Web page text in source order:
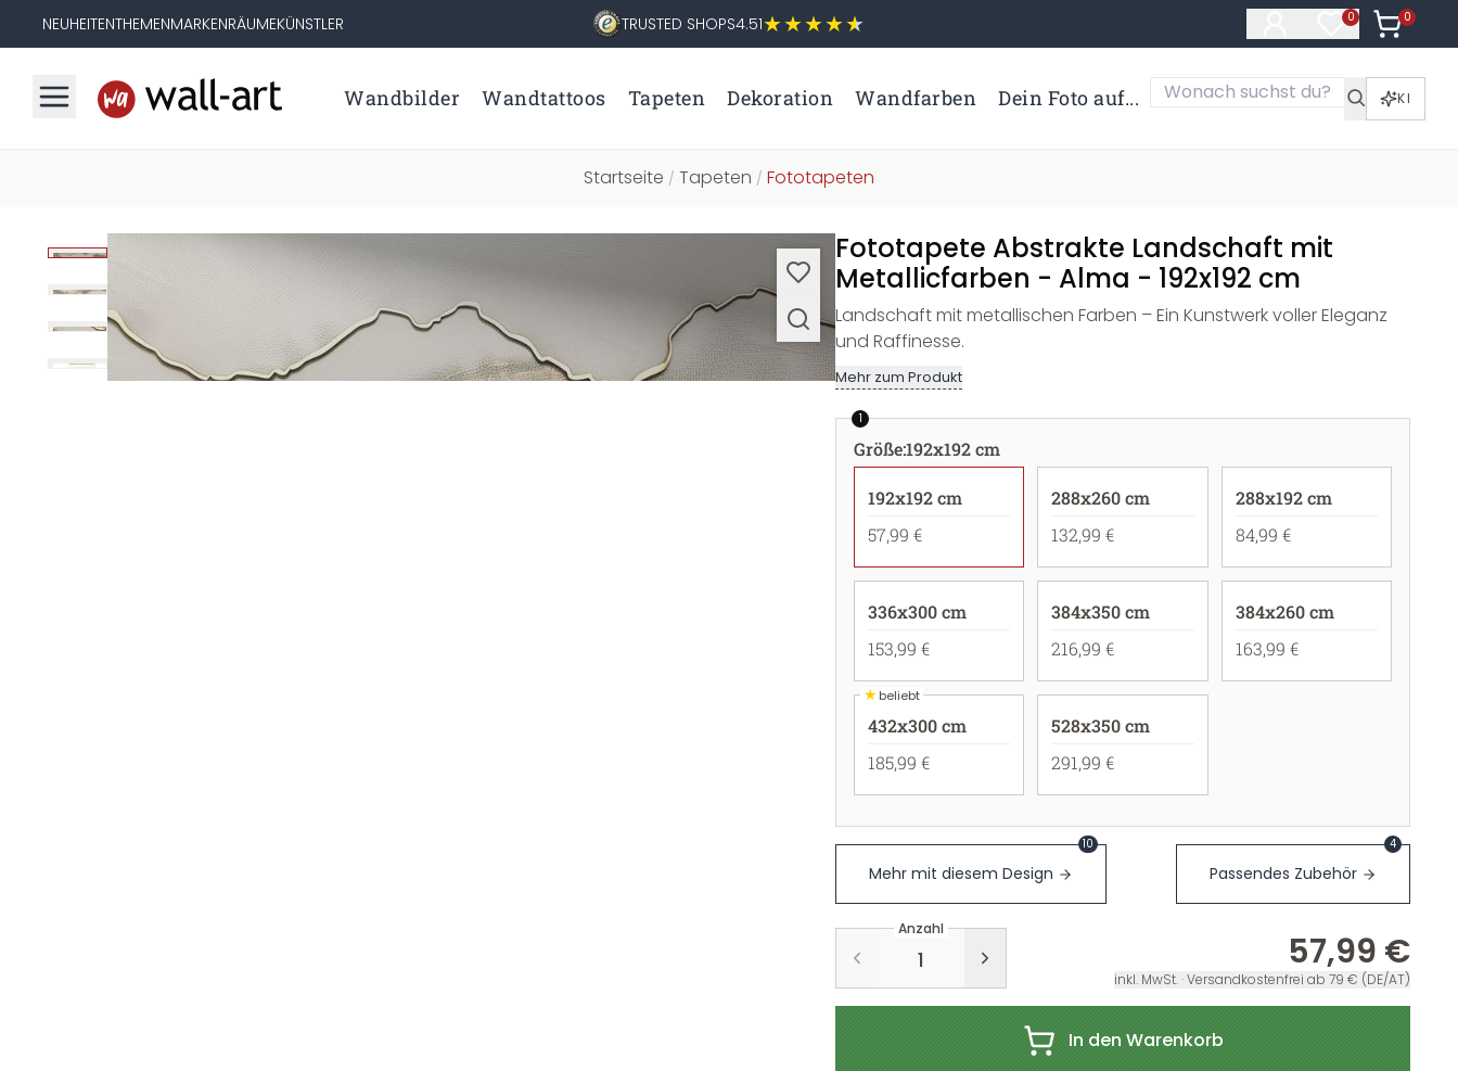
NEUHEITENTHEMENMARKENRÄUMEKÜNSTLER TRUSTED SHOPS4.51 0
Artikel im
0
Artikel
Wandbilder Wandtattoos Tapeten Dekoration Wandfarben Dein Foto auf... KI
Startseite / Tapeten / Fototapeten
Fototapete Abstrakte Landschaft mit
Metallicfarben - Alma - 192x192 cm
Landschaft mit metallischen Farben – Ein Kunstwerk voller Eleganz
und Raffinesse.
Mehr zum Produkt
1
Größe:192x192 cm
192x192 cm
57,99 €
288x260 cm
132,99 €
288x192 cm
84,99 €
336x300 cm
153,99 €
384x350 cm
216,99 €
384x260 cm
163,99 €
★beliebt
432x300 cm
185,99 €
528x350 cm
291,99 €
Mehr mit diesem Design
10
Passendes Zubehör
4
Anzahl
57,99 €
inkl. MwSt. · Versandkostenfrei ab 79 € (DE/AT)
In den Warenkorb